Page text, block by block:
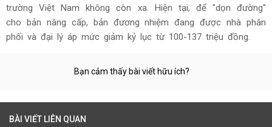
trường Việt Nam không còn xa. Hiện tại, để "dọn đường"
cho bản nâng cấp, bản đương nhiệm đang được nhà phân
phối và đại lý áp mức giảm kỷ lục từ 100-137 triệu đồng.
Bạn cảm thấy bài viết hữu ích?
BÀI VIẾT LIÊN QUAN